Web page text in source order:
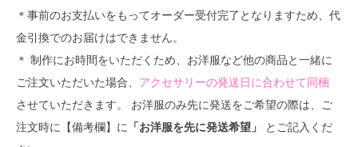
＊事前のお支払いをもってオーダー受付完了となりますため、代
金引換でのお届けはできません。
＊ 制作にお時間をいただくため、お洋服など他の商品と一緒に
ご注文いただいた場合、 アクセサリーの発送日に合わせて同梱
させていただきます。 お洋服のみ先に発送をご希望の際は、ご
注文時に【備考欄】に
「お洋服を先に発送希望」
とご記入くだ